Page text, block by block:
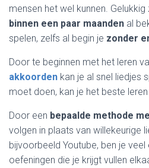
mensen het wel kunnen.
binnen een paar maanden al
spelen, zelfs al begin je zonder
Door te beginnen met het leren
akkoorden kan je al snel liedjes
moet doen, kan je het beste leren
Door een bepaalde methode
volgen in plaats van willekeurige
bijvoorbeeld Youtube, ben je veel
oefeningen die je krijgt vullen